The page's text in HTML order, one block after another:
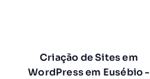
Criação de Sites em
WordPress em Eusébio -